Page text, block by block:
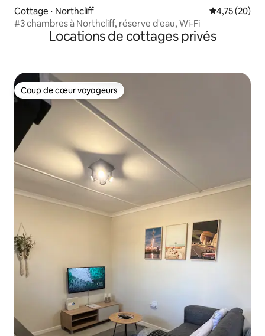
Cottage ⋅ Northcliff Évaluation
4,75 (20)
#3 chambres à Northcliff, réserve d'eau, Wi-Fi
Locations de cottages privés
Coup de cœur voyageurs
Coup de cœur voyageurs